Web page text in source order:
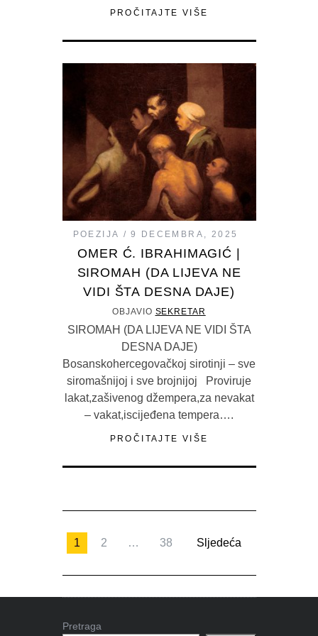
PROČITAJTE VIŠE
POEZIJA 9 DECEMBRA, 2025
OMER Ć. IBRAHIMAGIĆ |
SIROMAH (DA LIJEVA NE
VIDI ŠTA DESNA DAJE)
OBJAVIO SEKRETAR
SIROMAH (DA LIJEVA NE VIDI ŠTA
DESNA DAJE)
Bosanskohercegovačkoj sirotinji – sve
siromašnijoj i sve brojnijoj Proviruje
lakat,zašivenog džempera,za nevakat
– vakat,iscijeđena tempera….
PROČITAJTE VIŠE
1 2 … 38 Sljedeća
Pretraga